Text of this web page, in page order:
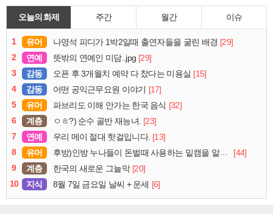
오늘의 화제 주간 월간 이슈
1 유머 나영석 피디가 1박2일때 출연자들을 굴린 배경 [29]
2
연예 뜻밖의 연예인 미담..jpg [29]
3
감동 오픈 후 3개월치 예약 다 찼다는 미용실 [15]
4
감동 어떤 공익근무요원 이야기
[17]
5
유머 파브리도 이해 안가는 한국 음식 [32]
6
계층 ㅇㅎ?) 순수 골반 재능녀. [23]
7
연예 우리 메이 절대 핫걸입니다. [13]
8
유머 후방)인방 누나들이 돈벌때 사용하는 밑캠을 알아보자
[44]
9
계층 한국의 새로운 그늘막 [20]
10
지식 8월 7일 금요일 날씨 + 운세 [6]